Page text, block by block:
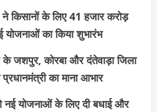
ने किसानों के लिए 41 हजार करोड़
का किया शुभारंभ
जशपुर, कोरबा और दंतेवाड़ा जिला
का माना आभार
नई योजनाओं के लिए दी बधाई और